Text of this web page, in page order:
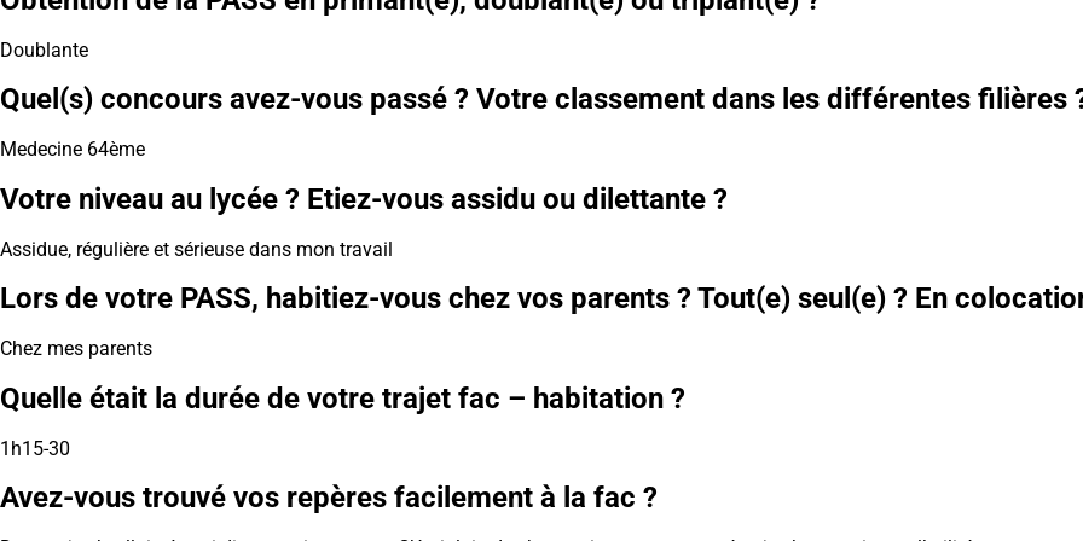
Doublante
Quel(s) concours avez-vous passé ? Votre classement dans les différentes filières
Medecine 64ème
Votre niveau au lycée ? Etiez-vous assidu ou dilettante ?
Assidue, régulière et sérieuse dans mon travail
Lors de votre PASS, habitiez-vous chez vos parents ? Tout(e) seul(e) ? En
Chez mes parents
Quelle était la durée de votre trajet fac – habitation ?
1h15-30
Avez-vous trouvé vos repères facilement à la fac ?